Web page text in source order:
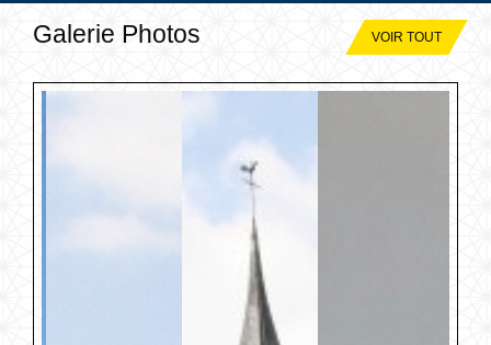
Galerie Photos VOIR TOUT